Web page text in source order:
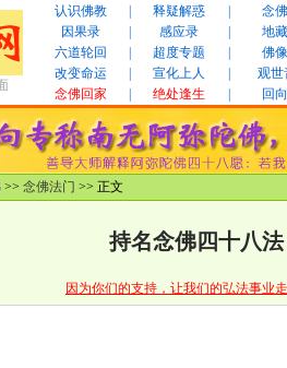
认识佛教 释疑解惑
念佛
因果录
感应录
地藏
六道轮回
超度专题
佛像
改变命运
宣化上人
观世
念佛回家
绝处逢生 回向
>> 念佛法门 >> 正文
持名念佛四十八法
因为你们的支持，让我们的弘法事业